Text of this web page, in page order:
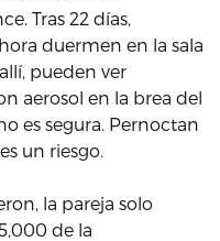
Tras 22 días,
duermen en la sala
pueden ver
aerosol en la brea del
es segura. Pernoctan
un riesgo.
la pareja solo
de la